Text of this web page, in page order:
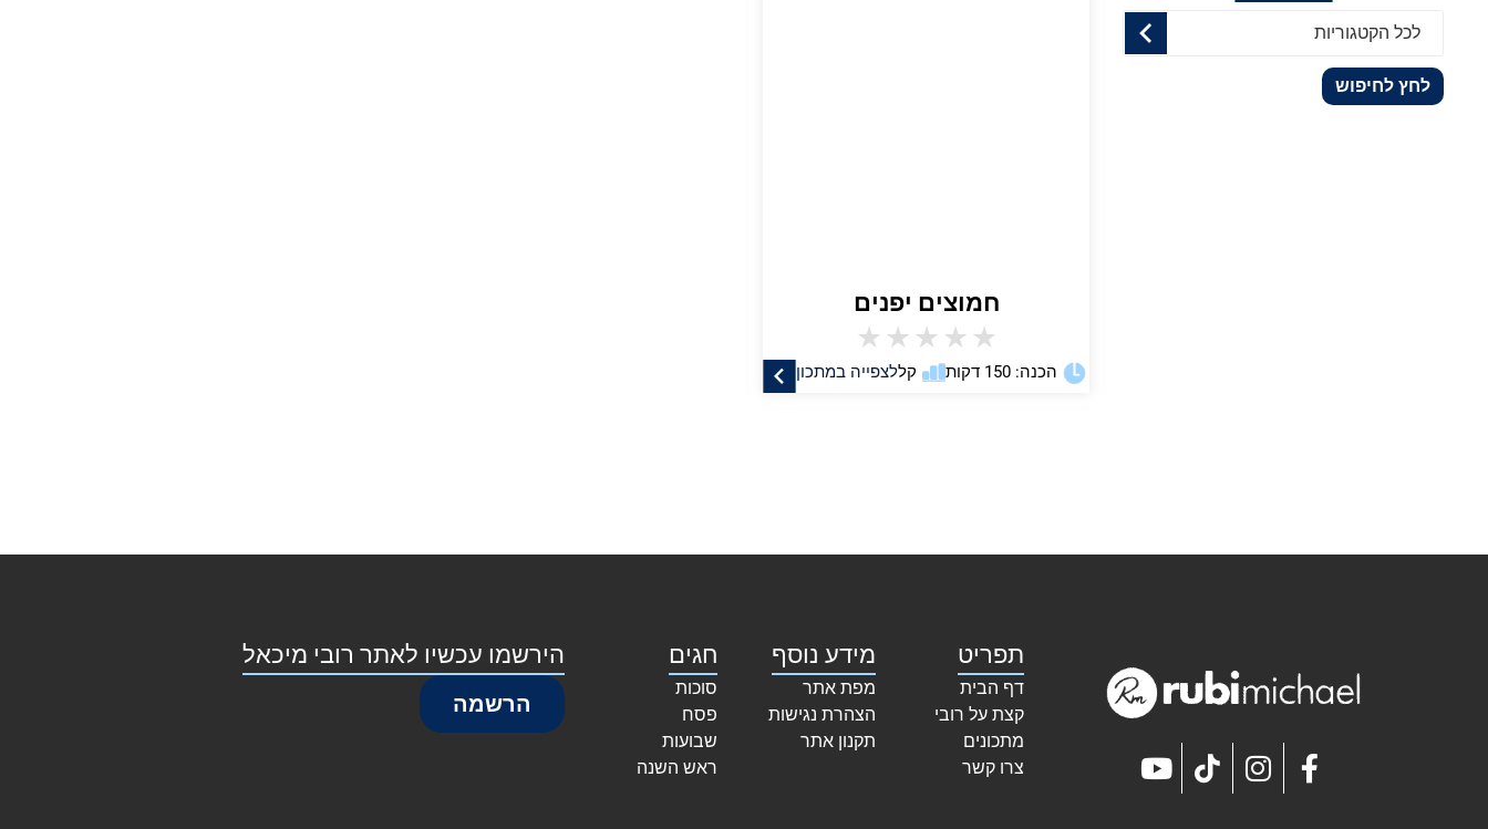
לכל הקטגוריות
לחץ לחיפוש
חמוצים יפנים
★
★
★
★
★
לצפייה במתכון הכנה: 150 דקות קל
תפריט
דף הבית
קצת על רובי
מתכונים
צרו קשר
מידע נוסף
מפת אתר
הצהרת נגישות
תקנון אתר
חגים
סוכות
פסח
שבועות
ראש השנה
הירשמו עכשיו לאתר רובי מיכאל
הרשמה